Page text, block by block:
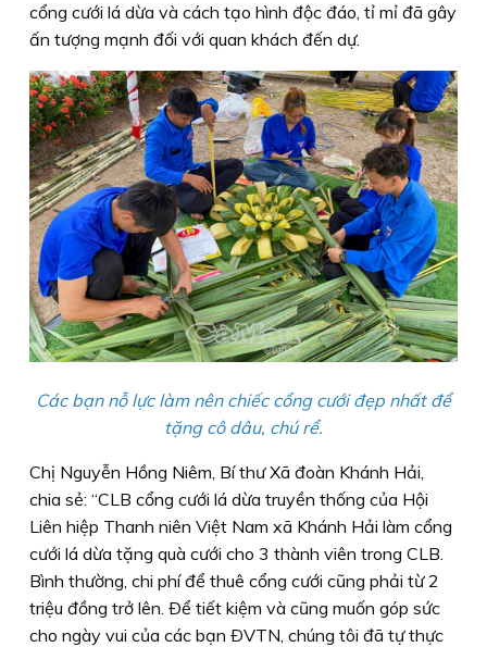
cổng cưới lá dừa và cách tạo hình độc đáo, tỉ mỉ đã gây
ấn tượng mạnh đối với quan khách đến dự.
Các bạn nỗ lực làm nên chiếc cổng cưới đẹp nhất để
tặng cô dâu, chú rể.
Chị Nguyễn Hồng Niêm, Bí thư Xã đoàn Khánh Hải,
chia sẻ: “CLB cổng cưới lá dừa truyền thống của Hội
Liên hiệp Thanh niên Việt Nam xã Khánh Hải làm cổng
cưới lá dừa tặng quà cưới cho 3 thành viên trong CLB.
Bình thường, chi phí để thuê cổng cưới cũng phải từ 2
triệu đồng trở lên. Ðể tiết kiệm và cũng muốn góp sức
cho ngày vui của các bạn ÐVTN, chúng tôi đã tự thực